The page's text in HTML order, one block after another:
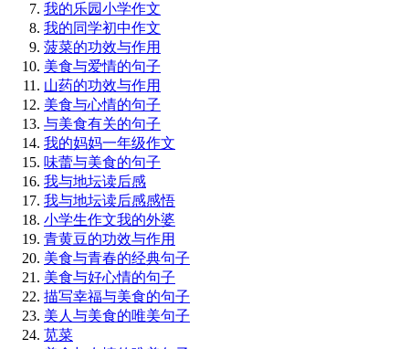
我的乐园小学作文
我的同学初中作文
菠菜的功效与作用
美食与爱情的句子
山药的功效与作用
美食与心情的句子
与美食有关的句子
我的妈妈一年级作文
味蕾与美食的句子
我与地坛读后感
我与地坛读后感感悟
小学生作文我的外婆
青黄豆的功效与作用
美食与青春的经典句子
美食与好心情的句子
描写幸福与美食的句子
美人与美食的唯美句子
苋菜